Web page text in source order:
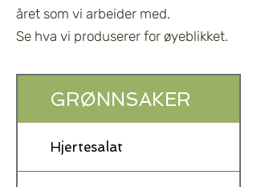
året som vi arbeider med.
Se hva vi produserer for øyeblikket.
GRØNNSAKER
Hjertesalat